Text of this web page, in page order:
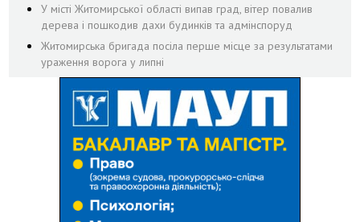
У місті Житомирської області випав град, вітер повалив
дерева і пошкодив дахи будинків та адмінспоруд
Житомирська бригада посіла перше місце за результатами
ураження ворога у липні